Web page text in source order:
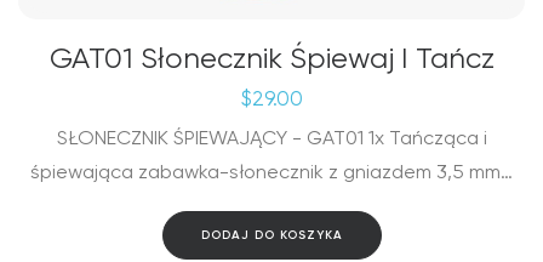
GAT01 Słonecznik Śpiewaj I Tańcz
$29.00
SŁONECZNIK ŚPIEWAJĄCY - GAT01 1x Tańcząca i
śpiewająca zabawka-słonecznik z gniazdem 3,5 mm…
DODAJ DO KOSZYKA